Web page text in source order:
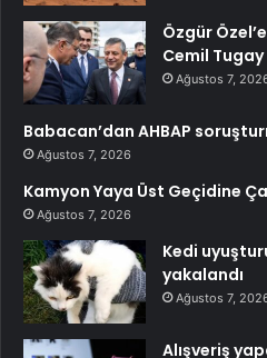
Özgür
Cemil
Ağustos 7,
Babacan’dan AHBAP
Ağustos 7, 2026
Kamyon Yaya Üst Geçidine
Ağustos 7, 2026
Kedi
yakalandı
Ağustos 7,
Alışveriş